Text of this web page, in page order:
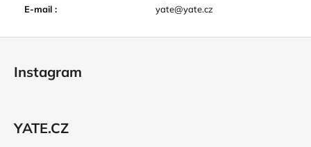
E-mail : yate@yate.cz
Instagram
YATE.CZ